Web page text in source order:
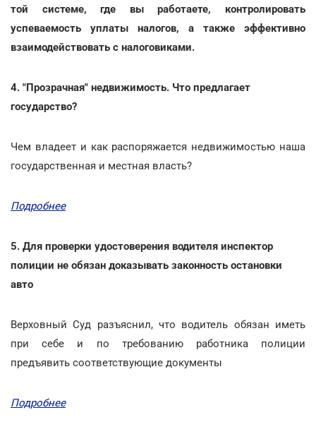
той системе, где вы работаете, контролировать
успеваемость уплаты налогов, а также эффективно
взаимодействовать с налоговиками.
4. "Прозрачная" недвижимость. Что предлагает
государство?
Чем владеет и как распоряжается недвижимостью наша
государственная и местная власть?
Подробнее
5. Для проверки удостоверения водителя инспектор
полиции не обязан доказывать законность остановки
авто
Верховный Суд разъяснил, что водитель обязан иметь
при себе и по требованию работника полиции
предъявить соответствующие документы
Подробнее